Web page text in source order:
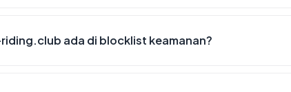
ada di blocklist keamanan?